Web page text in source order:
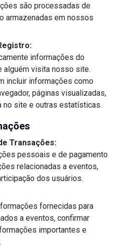
são processadas de
armazenadas em nossos
informações do
alguém visita nosso site.
incluir informações como
páginas visualizadas,
no site e outras estatísticas.
Transações:
pessoais e de pagamento
relacionadas a eventos,
dos usuários.
fornecidas para
a eventos, confirmar
importantes e